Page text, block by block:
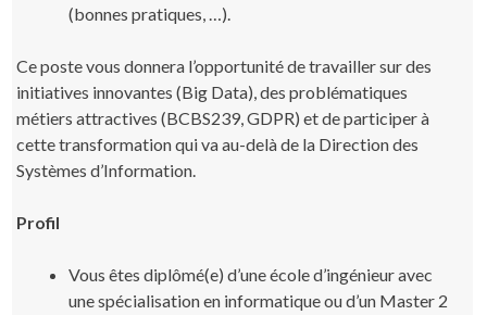
(bonnes pratiques, …).
Ce poste vous donnera l’opportunité de travailler sur des
initiatives innovantes (Big Data), des problématiques
métiers attractives (BCBS239, GDPR) et de participer à
cette transformation qui va au-delà de la Direction des
Systèmes d’Information.
Profil
Vous êtes diplômé(e) d’une école d’ingénieur avec
une spécialisation en informatique ou d’un Master 2